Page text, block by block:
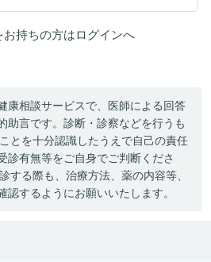
お持ちの方はログインへ
康相談サービスで、医師による回答
助言です。診断・診察などを行うも
とを十分認識したうえで自己の責任
診有無等をご自身でご判断くださ
する際も、治療方法、薬の内容等、
認するようにお願いいたします。